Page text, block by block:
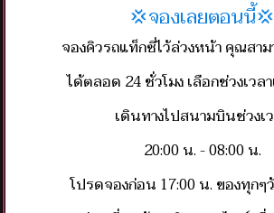
💢จองเลยตอนนี้💢
จองคิวรถแท็กซี่ไว้ล่วงหน้า​ คุณสาม
ได้ตลอด​ 24​ ชั่วโมง​ เลือกช่วงเวล
เดินทางไป​สนามบินช่วงเ
20:00​ น.​ -​ 08:00​ น.
โปรดจองก่อน​ 17:00​ น.​ ของทุก